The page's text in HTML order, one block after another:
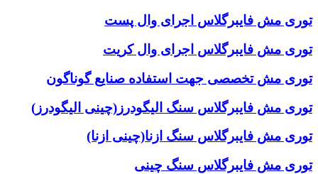
توری مش فایبرگلاس اجرای وال پست
توری مش فایبرگلاس اجرای وال کریت
توری مش تخصصی جهت استفاده صنایع گوناگون
توری مش فایبرگلاس سنگ الیگودرز(چینی الیگودرز)
توری مش فایبرگلاس سنگ ازنا(چینی ازنا)
توری مش فایبرگلاس سنگ چینی